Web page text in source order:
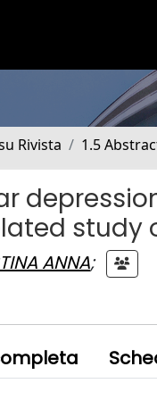
Rivista 1.5
ANNA;